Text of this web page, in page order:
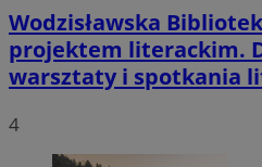
Wodzisławska
projektem literackim.
warsztaty i spotkania
4